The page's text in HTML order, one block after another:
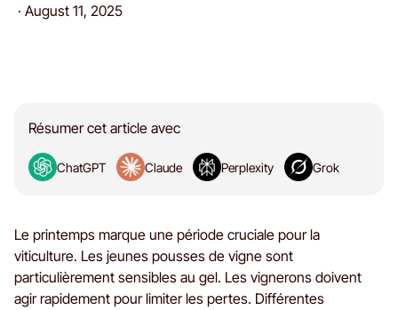
· August 11, 2025
Résumer cet article avec
ChatGPT Claude Perplexity Grok
Le printemps marque une période cruciale pour la
viticulture. Les jeunes pousses de vigne sont
particulièrement sensibles au gel. Les vignerons doivent
agir rapidement pour limiter les pertes. Différentes